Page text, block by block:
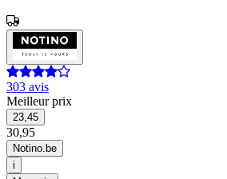
303 avis
Meilleur prix
23,45
30,95
Notino.be
i